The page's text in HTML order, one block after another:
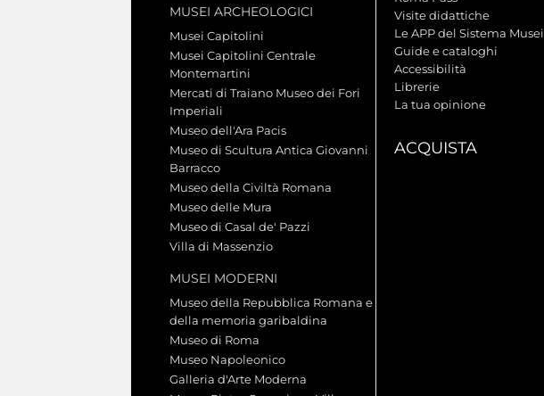
MUSEI ARCHEOLOGICI
Musei Capitolini
Musei Capitolini Centrale
Montemartini
Mercati di Traiano Museo dei Fori
Imperiali
Museo dell'Ara Pacis
Museo di Scultura Antica Giovanni
Barracco
Museo della Civiltà Romana
Museo delle Mura
Museo di Casal de' Pazzi
Villa di Massenzio
MUSEI MODERNI
Museo della Repubblica Romana e
della memoria garibaldina
Museo di Roma
Museo Napoleonico
Galleria d'Arte Moderna
Visite didattiche
Le APP del Sistema Musei
Guide e cataloghi
Accessibilità
Librerie
La tua opinione
ACQUISTA